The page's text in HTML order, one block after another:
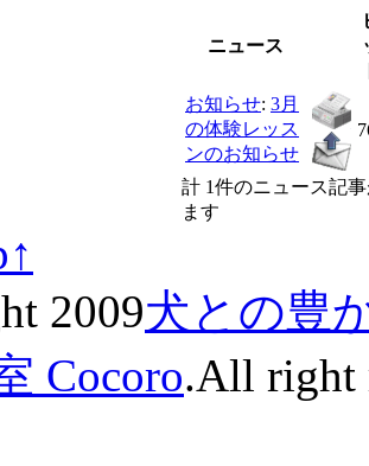
ニュース
お知らせ: 3月
の体験レッス
ンのお知らせ
計 1件のニュース記
ます
2009犬との豊
Cocoro.All right